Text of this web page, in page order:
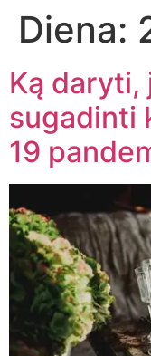
Diena:
Ką daryti,
sugadinti
19